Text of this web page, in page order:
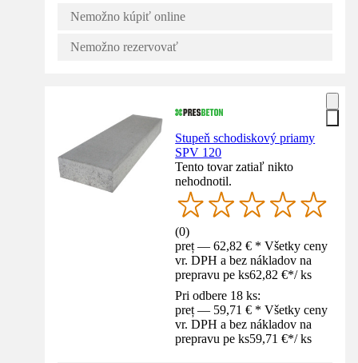
Nemožno kúpiť online
Nemožno rezervovať
Stupeň schodiskový priamy
SPV 120
Tento tovar zatiaľ nikto
nehodnotil.
(0)
preț — 62,82 € * Všetky ceny
vr. DPH a bez nákladov na
prepravu pe ks62,82 €*/ ks
Pri odbere 18 ks:
preț — 59,71 € * Všetky ceny
vr. DPH a bez nákladov na
prepravu pe ks59,71 €*/ ks